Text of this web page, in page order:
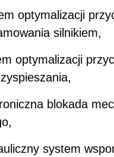
optymalizacji
silnikiem,
optymalizacji
blokada
system